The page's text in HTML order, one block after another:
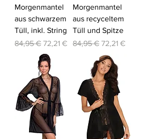
Morgenmantel
aus schwarzem
Tüll, inkl. String
Standardpreis
84,95 € Sale-Preis
72,21 €
Morgenmantel
aus recyceltem
Tüll und Spitze
Standardpreis
84,95 € Sale-Preis
72,21 €